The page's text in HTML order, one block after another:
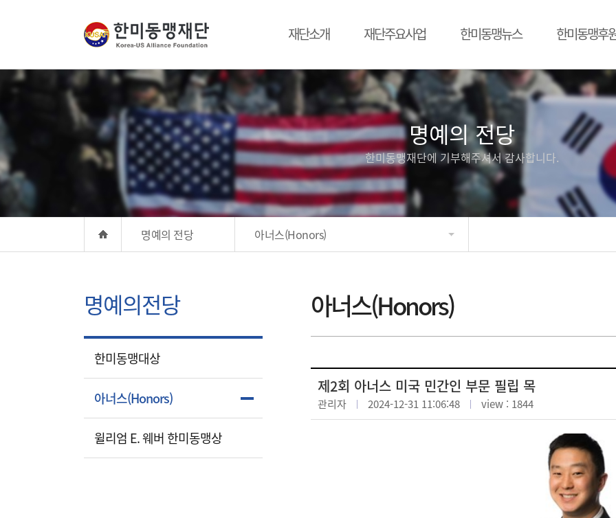
재단소개 재단주요사업 한미동맹뉴스 한미동맹후
명예의 전당
한미동맹재단에 기부해주셔서 감사합니다.
명예의 전당 아너스(Honors)
명예의전당
한미동맹대상
아너스(Honors)
윌리엄 E. 웨버 한미동맹상
아너스(Honors)
제2회 아너스 미국 민간인 부문 필립 목
관리자 2024-12-31 11:06:48 view : 1844